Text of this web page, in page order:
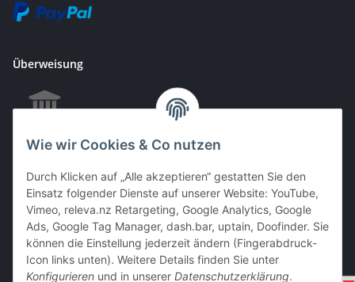
Wie wir Cookies & Co nutzen
Durch Klicken auf „Alle akzeptieren“ gestatten Sie den
Einsatz folgender Dienste auf unserer Website: YouTube,
Vimeo, releva.nz Retargeting, Google Analytics, Google
Ads, Google Tag Manager, dash.bar, uptain, Doofinder. Sie
können die Einstellung jederzeit ändern (Fingerabdruck-
Icon links unten). Weitere Details finden Sie unter
Konfigurieren und in unserer Datenschutzerklärung.
Überweisung
EC & Kreditkartenzahlung bei Abholung
Barzahlung bei Abholung